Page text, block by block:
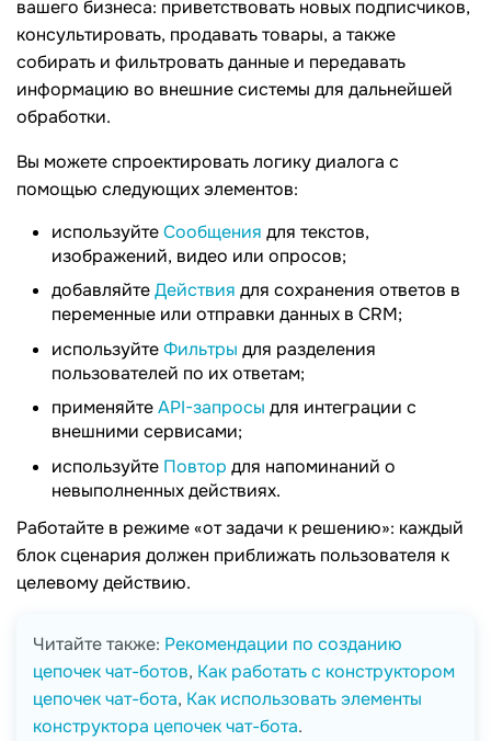
вашего бизнеса: приветствовать новых подписчиков,
консультировать, продавать товары, а также
собирать и фильтровать данные и передавать
информацию во внешние системы для дальнейшей
обработки.
Вы можете спроектировать логику диалога с
помощью следующих элементов:
используйтеСообщения для текстов,
изображений, видео или опросов;
добавляйтеДействия для сохранения ответов в
переменные или отправки данных в CRM;
используйтеФильтры для разделения
пользователей по их ответам;
применяйтеAPI-запросы для интеграции с
внешними сервисами;
используйте Повтор для напоминаний о
невыполненных действиях.
Работайте в режиме «от задачи к решению»: каждый
блок сценария должен приближать пользователя к
целевому действию.
Читайте также: Рекомендации по созданию
цепочек чат-ботов, Как работать с конструктором
цепочек чат-бота, Как использовать элементы
конструктора цепочек чат-бота.